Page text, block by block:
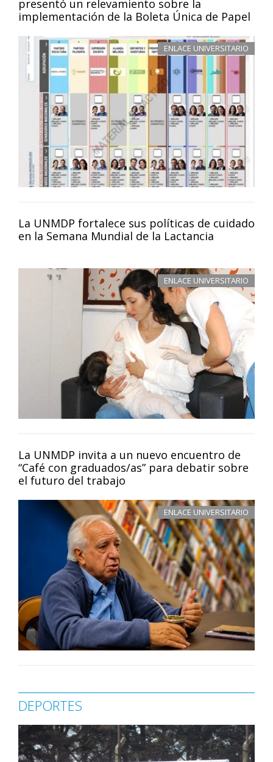
presentó un relevamiento sobre la
implementación de la Boleta Única de Papel
ENLACE UNIVERSITARIO
La UNMDP fortalece sus políticas de cuidado
en la Semana Mundial de la Lactancia
ENLACE UNIVERSITARIO
La UNMDP invita a un nuevo encuentro de
“Café con graduados/as” para debatir sobre
el futuro del trabajo
ENLACE UNIVERSITARIO
DEPORTES